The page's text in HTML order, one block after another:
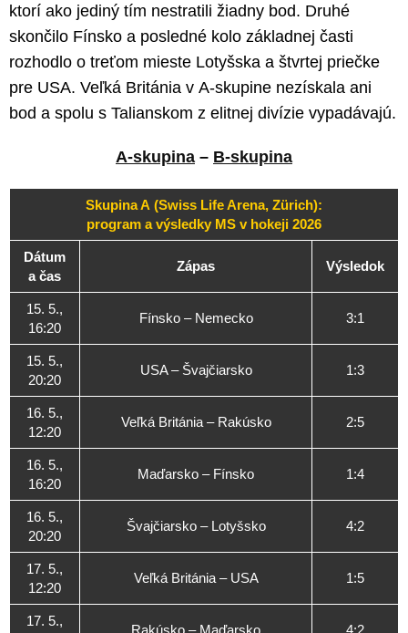
ktorí ako jediný tím nestratili žiadny bod. Druhé
skončilo Fínsko a posledné kolo základnej časti
rozhodlo o treťom mieste Lotyšska a štvrtej priečke
pre USA. Veľká Británia v A-skupine nezískala ani
bod a spolu s Talianskom z elitnej divízie vypadávajú.
A-skupina – B-skupina
Skupina A (Swiss Life Arena, Zürich):
program a výsledky MS v hokeji 2026
Dátum
a čas
Zápas Výsledok
15. 5.,
16:20
Fínsko – Nemecko 3:1
15. 5.,
20:20
USA – Švajčiarsko 1:3
16. 5.,
12:20
Veľká Británia – Rakúsko 2:5
16. 5.,
16:20
Maďarsko – Fínsko 1:4
16. 5.,
20:20
Švajčiarsko – Lotyšsko 4:2
17. 5.,
12:20
Veľká Británia – USA 1:5
17. 5.,
Rakúsko – Maďarsko 4:2